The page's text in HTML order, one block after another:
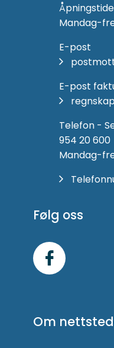
Mandag-
E-post
E-post
Telefon -
954 20 600
Mandag-
Følg oss
Facebook
Om